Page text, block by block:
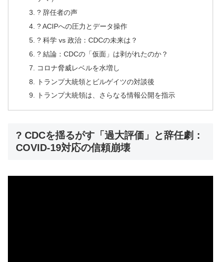
? 辞任者の声
? ACIPへの圧力とデータ操作
? 科学 vs 政治：CDCの未来は？
? 結論：CDCの「仮面」は剥がれたのか？
コロナ脅威レベルを水増し
トランプ大統領とビルゲイツの対談後
トランプ大統領は、さらなる情報公開を指示
? CDCを揺るがす「過大評価」と辞任劇：
COVID-19対応の信頼崩壊